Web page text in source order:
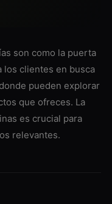
son como la puerta
los clientes en busca
pueden explorar
que ofreces. La
es crucial para
relevantes.